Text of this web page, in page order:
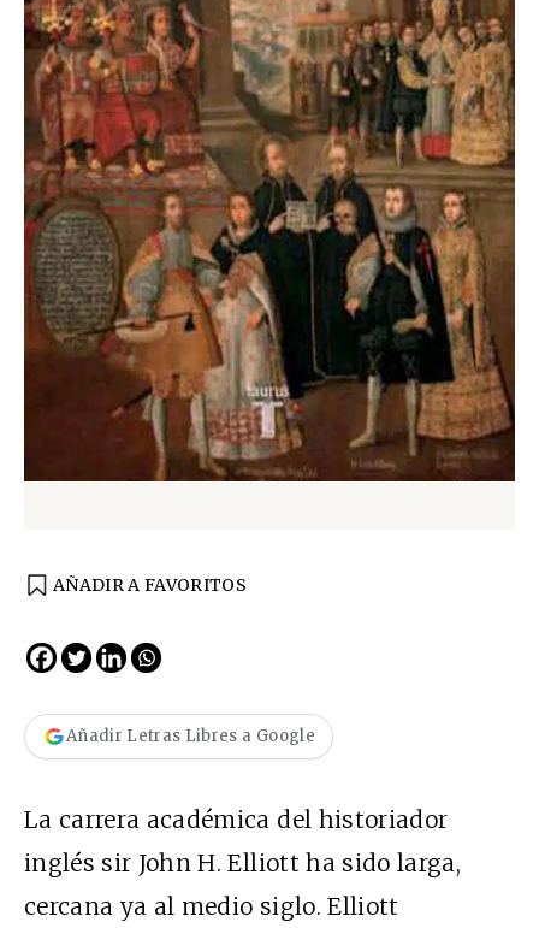
AÑADIR A FAVORITOS
Añadir Letras Libres a Google
La carrera académica del historiador
inglés sir John H. Elliott ha sido larga,
cercana ya al medio siglo. Elliott